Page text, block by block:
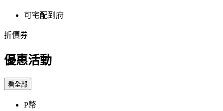
可宅配到府
折價券
優惠活動
看全部
P幣